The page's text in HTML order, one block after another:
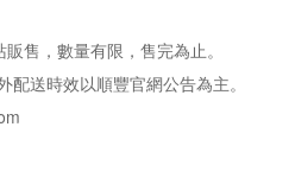
售，數量有限，售完為止。
送時效以順豐官網公告為主。